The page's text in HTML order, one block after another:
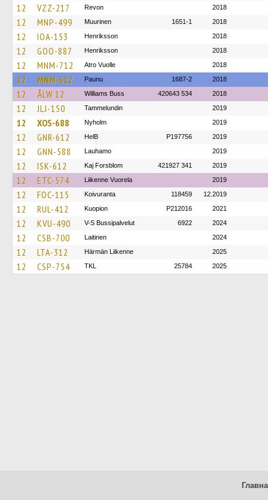
12 VZZ-217 Revon 2018
12 MNP-499 Muurinen 1651-1 2018
12 IOA-153 Henriksson 2018
12 GOO-887 Henriksson 2018
12 MNM-712 Atro Vuolle 2018
12 MNM-612 Paunu 1687-2 2018
12 ÅLW 12 Williams Buss 420643 534 2018
12 JLJ-150 Tammelundin 2019
12 XOS-688 Nyholm 2019
12 GNR-612 HelB P197756 2019
12 GNN-588 Lauhamo 2019
12 ISK-612 Kaj Forsblom 421927 341 2019
12 ETC-574 Liikenne Vuorela 2019
12 FOC-115 Koivuranta 118459 12.2019
12 RUL-412 Kuopion P212016 2021
12 KVU-490 V-S Bussipalvelut 6922 2024
12 CSB-700 Laitinen 2024
12 LTA-312 Härmän Liikenne 2025
12 CSP-754 TKL 25784 2025